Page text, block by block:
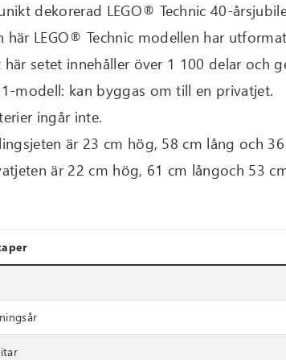
dekorerad LEGO® Technic 40-
här LEGO® Technic modellen har
här setet innehåller över 1 100 delar och
modell: kan byggas om till en privatjet.
ingår inte.
är 23 cm hög, 58 cm lång och
är 22 cm hög, 61 cm långoch 53